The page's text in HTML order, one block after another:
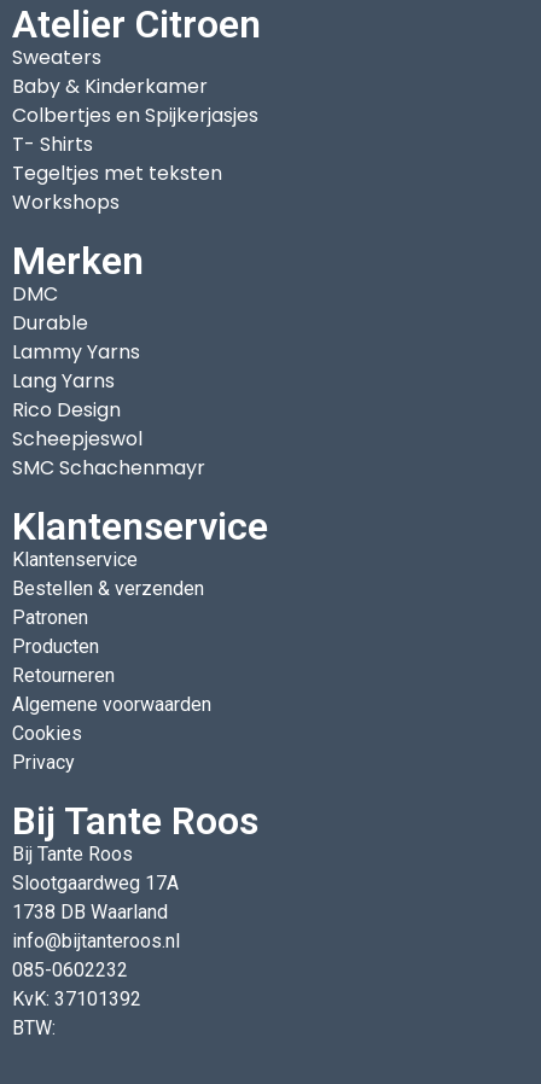
Atelier Citroen
Sweaters
Baby & Kinderkamer
Colbertjes en Spijkerjasjes
T- Shirts
Tegeltjes met teksten
Workshops
Merken
DMC
Durable
Lammy Yarns
Lang Yarns
Rico Design
Scheepjeswol
SMC Schachenmayr
Klantenservice
Klantenservice
Bestellen & verzenden
Patronen
Producten
Retourneren
Algemene voorwaarden
Cookies
Privacy
Bij Tante Roos
Bij Tante Roos
Slootgaardweg 17A
1738 DB Waarland
info@bijtanteroos.nl
085-0602232
KvK: 37101392
BTW: